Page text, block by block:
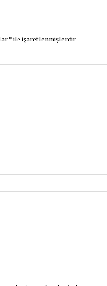
*ile işaretlenmişlerdir